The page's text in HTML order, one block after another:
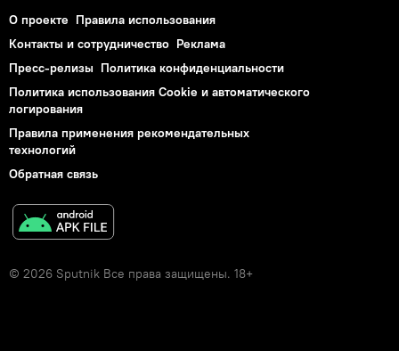
О проекте Правила использования
Контакты и сотрудничество Реклама
Пресс-релизы Политика конфиденциальности
Политика использования Cookie и автоматического
логирования
Правила применения рекомендательных
технологий
Обратная связь
© 2026 Sputnik Все права защищены. 18+